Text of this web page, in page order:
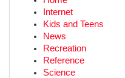
Internet
Kids and Teens
News
Recreation
Reference
Science